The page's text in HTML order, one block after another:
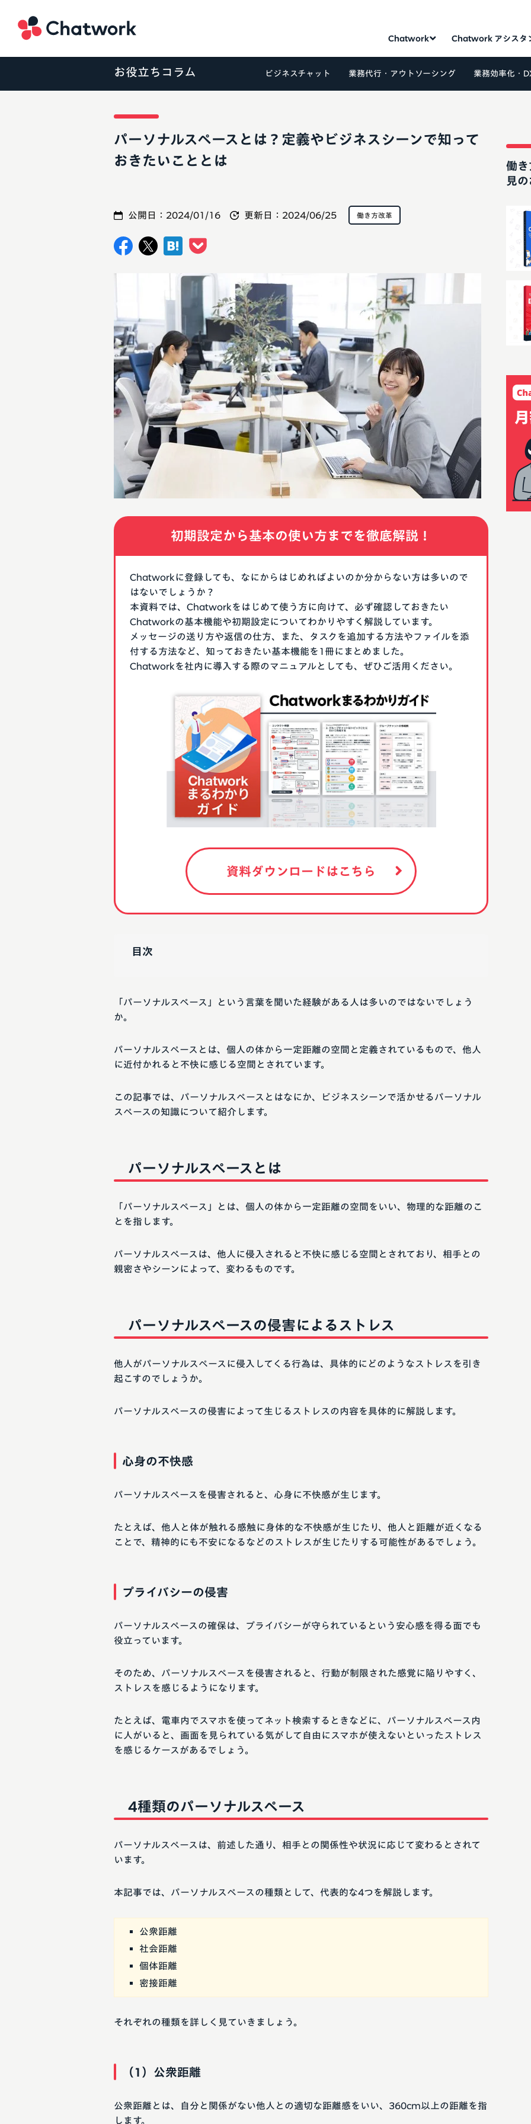
Chatwork Chatwork アシスタ
お役立ちコラム ビジネスチャット 業務代行・アウトソーシング 業務効率化・
パーソナルスペースとは？定義やビジネスシーンで知って
おきたいこととは
公開日： 2024/01/16 更新日： 2024/06/25 働き方改革
初期設定から基本の使い方までを徹底解説！
Chatworkに登録しても、なにからはじめればよいのか分からない方は多いので
はないでしょうか？
本資料では、Chatworkをはじめて使う方に向けて、必ず確認しておきたい
Chatworkの基本機能や初期設定についてわかりやすく解説しています。
メッセージの送り方や返信の仕方、また、タスクを追加する方法やファイルを添
付する方法など、知っておきたい基本機能を1冊にまとめました。
Chatworkを社内に導入する際のマニュアルとしても、ぜひご活用ください。
資料ダウンロードはこちら
目次
「パーソナルスペース」という言葉を聞いた経験がある人は多いのではないでしょう
か。
パーソナルスペースとは、個人の体から一定距離の空間と定義されているもので、他人
に近付かれると不快に感じる空間とされています。
この記事では、パーソナルスペースとはなにか、ビジネスシーンで活かせるパーソナル
スペースの知識について紹介します。
パーソナルスペースとは
「パーソナルスペース」とは、個人の体から一定距離の空間をいい、物理的な距離のこ
とを指します。
パーソナルスペースは、他人に侵入されると不快に感じる空間とされており、相手との
親密さやシーンによって、変わるものです。
パーソナルスペースの侵害によるストレス
他人がパーソナルスペースに侵入してくる行為は、具体的にどのようなストレスを引き
起こすのでしょうか。
パーソナルスペースの侵害によって生じるストレスの内容を具体的に解説します。
心身の不快感
パーソナルスペースを侵害されると、心身に不快感が生じます。
たとえば、他人と体が触れる感触に身体的な不快感が生じたり、他人と距離が近くなる
ことで、精神的にも不安になるなどのストレスが生じたりする可能性があるでしょう。
プライバシーの侵害
パーソナルスペースの確保は、プライバシーが守られているという安心感を得る面でも
役立っています。
そのため、パーソナルスペースを侵害されると、行動が制限された感覚に陥りやすく、
ストレスを感じるようになります。
たとえば、電車内でスマホを使ってネット検索するときなどに、パーソナルスペース内
に人がいると、画面を見られている気がして自由にスマホが使えないといったストレス
を感じるケースがあるでしょう。
4種類のパーソナルスペース
パーソナルスペースは、前述した通り、相手との関係性や状況に応じて変わるとされて
います。
本記事では、パーソナルスペースの種類として、代表的な4つを解説します。
公衆距離
社会距離
個体距離
密接距離
それぞれの種類を詳しく見ていきましょう。
（1）公衆距離
公衆距離とは、自分と関係がない他人との適切な距離感をいい、360cm以上の距離を指
します。
働き
見